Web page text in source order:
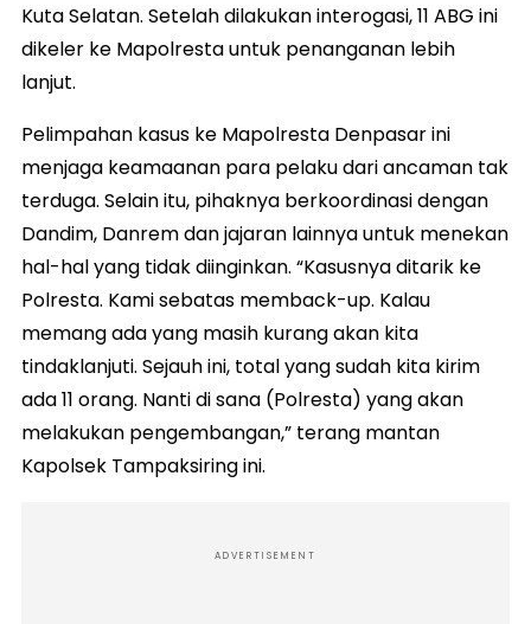
Kuta Selatan. Setelah dilakukan interogasi, 11 ABG ini
dikeler ke Mapolresta untuk penanganan lebih
lanjut.
Pelimpahan kasus ke Mapolresta Denpasar ini
menjaga keamaanan para pelaku dari ancaman tak
terduga. Selain itu, pihaknya berkoordinasi dengan
Dandim, Danrem dan jajaran lainnya untuk menekan
hal-hal yang tidak diinginkan. “Kasusnya ditarik ke
Polresta. Kami sebatas memback-up. Kalau
memang ada yang masih kurang akan kita
tindaklanjuti. Sejauh ini, total yang sudah kita kirim
ada 11 orang. Nanti di sana (Polresta) yang akan
melakukan pengembangan,” terang mantan
Kapolsek Tampaksiring ini.
ADVERTISEMENT